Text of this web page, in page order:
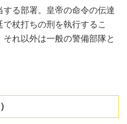
る部署。皇帝の命令の伝達
杖打ちの刑を執行するこ
れ以外は一般の警備部隊と